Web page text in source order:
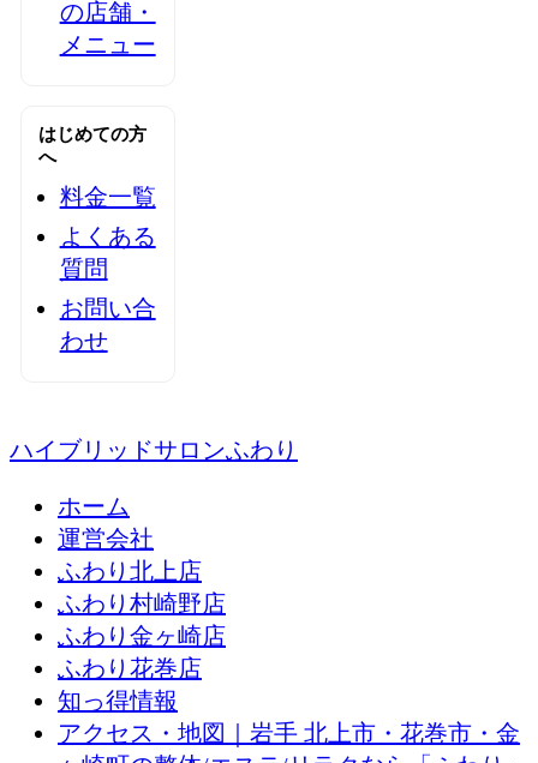
の店舗・
メニュー
はじめての方
へ
料金一覧
よくある
質問
お問い合
わせ
ハイブリッドサロンふわり
ホーム
運営会社
ふわり北上店
ふわり村崎野店
ふわり金ヶ崎店
ふわり花巻店
知っ得情報
アクセス・地図｜岩手 北上市・花巻市・金